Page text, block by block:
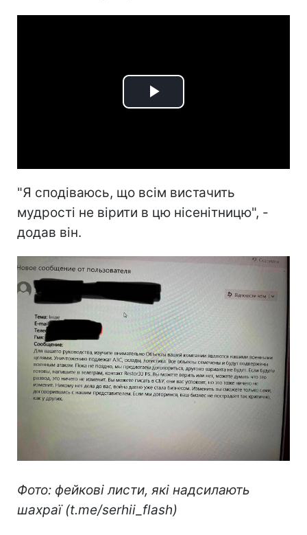
Play
"Я сподіваюсь, що всім вистачить
мудрості не вірити в цю нісенітницю", -
додав він.
Фото: фейкові листи, які надсилають
шахраї (t.me/serhii_flash)